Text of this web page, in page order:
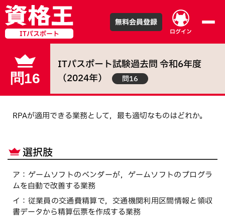
ITパスポート ログイン
無料会員登録
問16
ITパスポート試験過去問令和6年度
（2024年） 問16
RPAが適用できる業務として，最も適切なものはどれか。
選択肢
ア ： ゲームソフトのベンダーが，ゲームソフトのプログラ
ムを自動で改善する業務
イ ： 従業員の交通費精算で，交通機関利用区間情報と領収
書データから精算伝票を作成する業務